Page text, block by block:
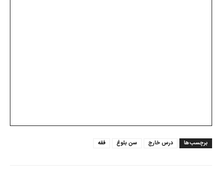
برچسب‌ها درس خارج سن بلوغ فقه